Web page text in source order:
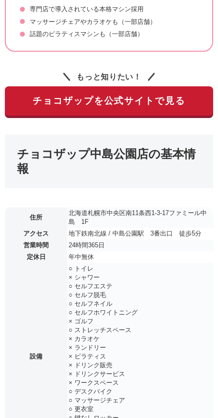
専門店で導入されている本格マシン採用
マッサージチェアやカラオケも（一部店舗）
話題のピラティスマシンも（一部店舗）
もっと知りたい！
チョコザップを公式サイトで見る
チョコザップ中島公園店の基本情
報
住所
北海道札幌市中央区南11条西1-3-17ファミール中
島 1F
アクセス
地下鉄南北線 / 中島公園駅 3番出口 徒歩5分
営業時間
24時間365日
定休日
年中無休
設備
○ トイレ
× シャワー
○ セルフエステ
○ セルフ脱毛
○ セルフネイル
○ セルフホワイトニング
× ゴルフ
○ ストレッチスペース
× カラオケ
× ランドリー
× ピラティス
× ドリンク販売
× ドリンクサービス
× ワークスペース
○ デスクバイク
○ マッサージチェア
○ 更衣室